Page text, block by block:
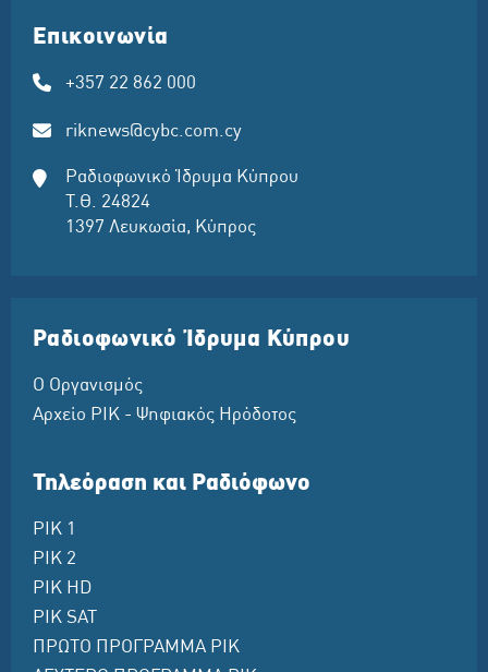
Επικοινωνία
+357 22 862 000
riknews@cybc.com.cy
Ραδιοφωνικό Ίδρυμα Κύπρου
Τ.Θ. 24824
1397 Λευκωσία, Κύπρος
Ραδιοφωνικό Ίδρυμα Κύπρου
Ο Οργανισμός
Αρχείο ΡΙΚ - Ψηφιακός Ηρόδοτος
Τηλεόραση και Ραδιόφωνο
ΡΙΚ 1
ΡΙΚ 2
ΡΙΚ HD
ΡΙΚ SAT
ΠΡΩΤΟ ΠΡΟΓΡΑΜΜΑ ΡΙΚ